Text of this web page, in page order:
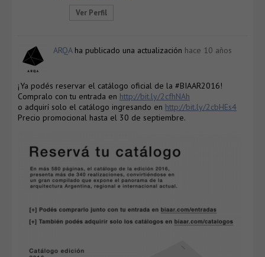
Ver Perfil
ARQAha publicado una actualización hace 10 años
¡Ya podés reservar el catálogo oficial de la #BIAAR2016!
Compralo con tu entrada en http://bit.ly/2cfhNAh
o adquirí solo el catálogo ingresando en http://bit.ly/2cbHEs4
Precio promocional hasta el 30 de septiembre.